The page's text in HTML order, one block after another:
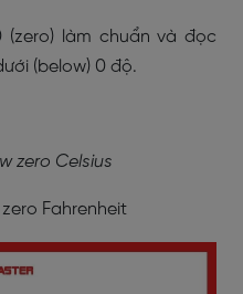
làm chuẩn và đọc
(below) 0 độ.
zero Celsius
Fahrenheit